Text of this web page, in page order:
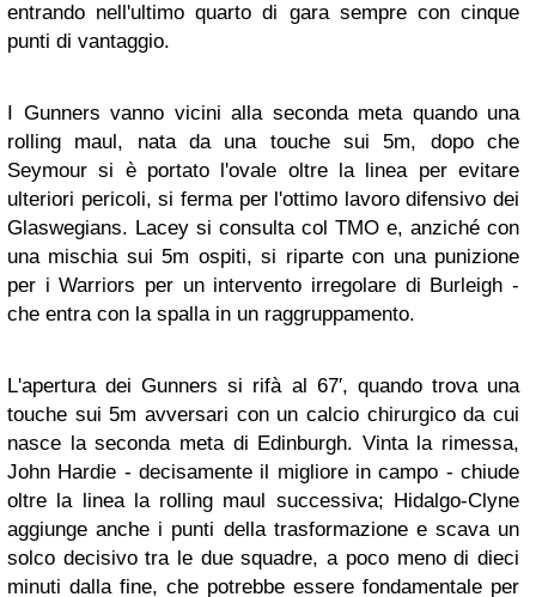
entrando nell'ultimo quarto di gara sempre con cinque
punti di vantaggio.
I Gunners vanno vicini alla seconda meta quando una
rolling maul, nata da una touche sui 5m, dopo che
Seymour si è portato l'ovale oltre la linea per evitare
ulteriori pericoli, si ferma per l'ottimo lavoro difensivo dei
Glaswegians. Lacey si consulta col TMO e, anziché con
una mischia sui 5m ospiti, si riparte con una punizione
per i Warriors per un intervento irregolare di Burleigh -
che entra con la spalla in un raggruppamento.
L'apertura dei Gunners si rifà al 67′, quando trova una
touche sui 5m avversari con un calcio chirurgico da cui
nasce la seconda meta di Edinburgh. Vinta la rimessa,
John Hardie - decisamente il migliore in campo - chiude
oltre la linea la rolling maul successiva; Hidalgo-Clyne
aggiunge anche i punti della trasformazione e scava un
solco decisivo tra le due squadre, a poco meno di dieci
minuti dalla fine, che potrebbe essere fondamentale per